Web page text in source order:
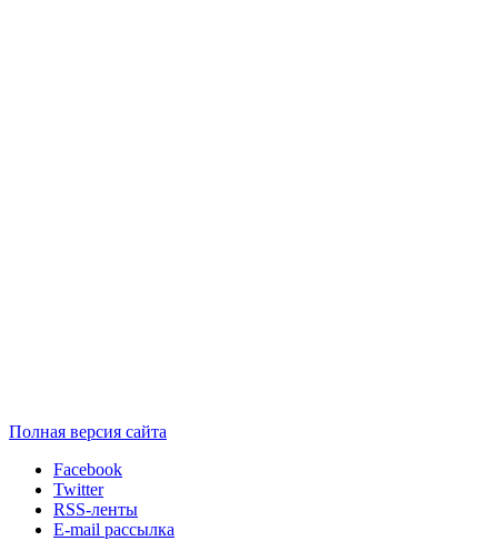
Полная версия сайта
Facebook
Twitter
RSS-ленты
E-mail рассылка